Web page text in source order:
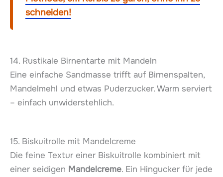
schneiden!
14. Rustikale Birnentarte mit Mandeln
Eine einfache Sandmasse trifft auf Birnenspalten,
Mandelmehl und etwas Puderzucker. Warm serviert
– einfach unwiderstehlich.
15. Biskuitrolle mit Mandelcreme
Die feine Textur einer Biskuitrolle kombiniert mit
einer seidigen Mandelcreme. Ein Hingucker für jede